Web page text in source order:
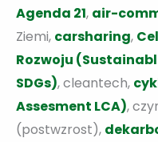
Agenda 21, air-
Ziemi, carsharing,
Rozwoju
SDGs), cleantech,
Assesment LCA),
(postwzrost),